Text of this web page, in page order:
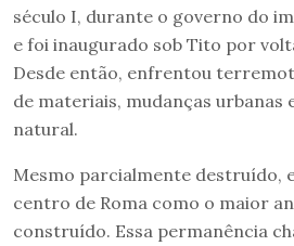
século I, durante o governo do
e foi inaugurado sob Tito por
Desde então, enfrentou
de materiais, mudanças urbanas
natural.
Mesmo parcialmente destruído,
centro de Roma como o maior
construído. Essa permanência